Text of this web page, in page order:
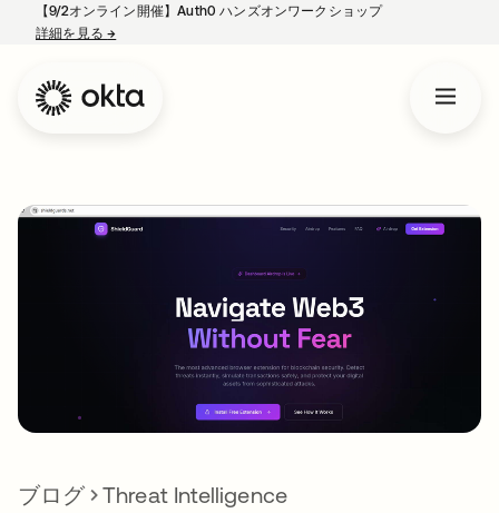
【9/2オンライン開催】Auth0 ハンズオンワークショップ
詳細を見る→
ブログ Threat Intelligence